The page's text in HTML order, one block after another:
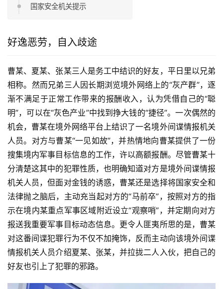
国家安全机关提示
好逸恶劳，自入歧途
曹某、夏某、张某三人是务工中结识的好友，平日里以兄弟
相称。然而兄弟三人因长期浏览境外网络上的“灰产群”，逐
渐不满足于正常工作带来的报酬收入，认为凭借自己的“聪
明”，可以在“灰色产业”中找到挣大钱的“捷径”。一次偶然的
机会，曹某在境外网络平台上结识了一名境外间谍情报机关
人员。对方与曹某“一见如故”，并热情地向曹某提供了一份
搜集境内军事目标信息的工作，许以高额报酬。尽管曹某十
分清楚这其中的犯罪性质，也明确知道对方是境外间谍情报
机关人员，但面对金钱的诱惑，曹某还是选择将国家安全和
法律抛之脑后，主动充当起对方的“马前卒”，按照对方的指
示在境内某重点军事区域附近设立“观察哨”，并定期向对方
报送我重要军事目标动态信息。更令人匪夷所思的是，曹某
对这番间谍犯罪行为不仅不加掩饰，反而主动向该境外间谍
情报机关人员介绍夏某、张某，并拉拢二人入伙，把自己的
好友也引上了犯罪的邪路。